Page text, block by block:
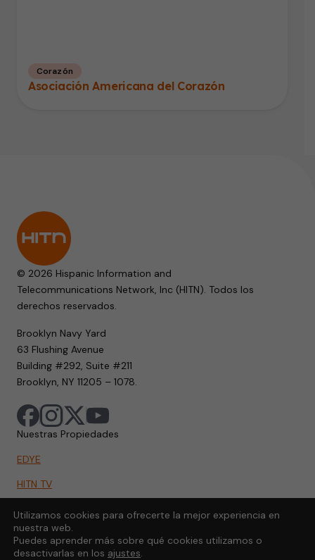
Corazón
Asociación Americana del Corazón
© 2026 Hispanic Information and
Telecommunications Network, Inc (HITN). Todos los
derechos reservados.
Brooklyn Navy Yard
63 Flushing Avenue
Building #292, Suite #211
Brooklyn, NY 11205 – 1078.
Nuestras Propiedades
EDYE
HITN TV
HITN.ORG
HITN GO
Utilizamos cookies para ofrecerte la mejor experiencia en
nuestra web.
Puedes aprender más sobre qué cookies utilizamos o
desactivarlas en los ajustes.